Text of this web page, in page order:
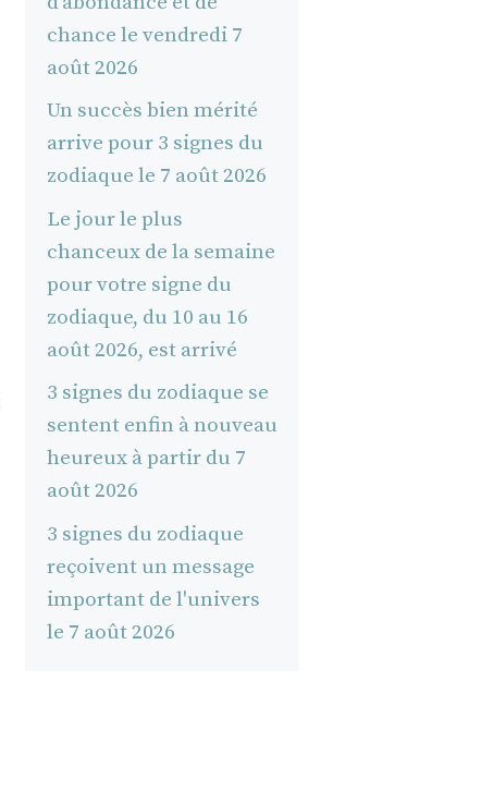
chance le vendredi 7
août 2026
Un succès bien mérité
arrive pour 3 signes du
zodiaque le 7 août 2026
Le jour le plus
chanceux de la semaine
pour votre signe du
zodiaque, du 10 au 16
août 2026, est arrivé
3 signes du zodiaque se
sentent enfin à nouveau
heureux à partir du 7
août 2026
3 signes du zodiaque
reçoivent un message
important de l'univers
le 7 août 2026